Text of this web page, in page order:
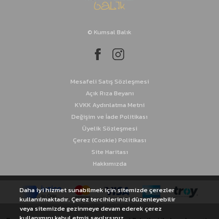
© Kumsal Balık
Mesafeli Satış Sözleşmesi
Açık Rıza Beyanı
KVKK Aydınlatma Metni
Değişim ve İade Politikası
Üyelik Sözleşmesi
Çerez (Cookie) Politikası
Site Haritası
Hakkımızda
Daha iyi hizmet sunabilmek için sitemizde çerezler
kullanılmaktadır. Çerez tercihlerinizi düzenleyebilir
veya sitemizde gezinmeye devam ederek çerez